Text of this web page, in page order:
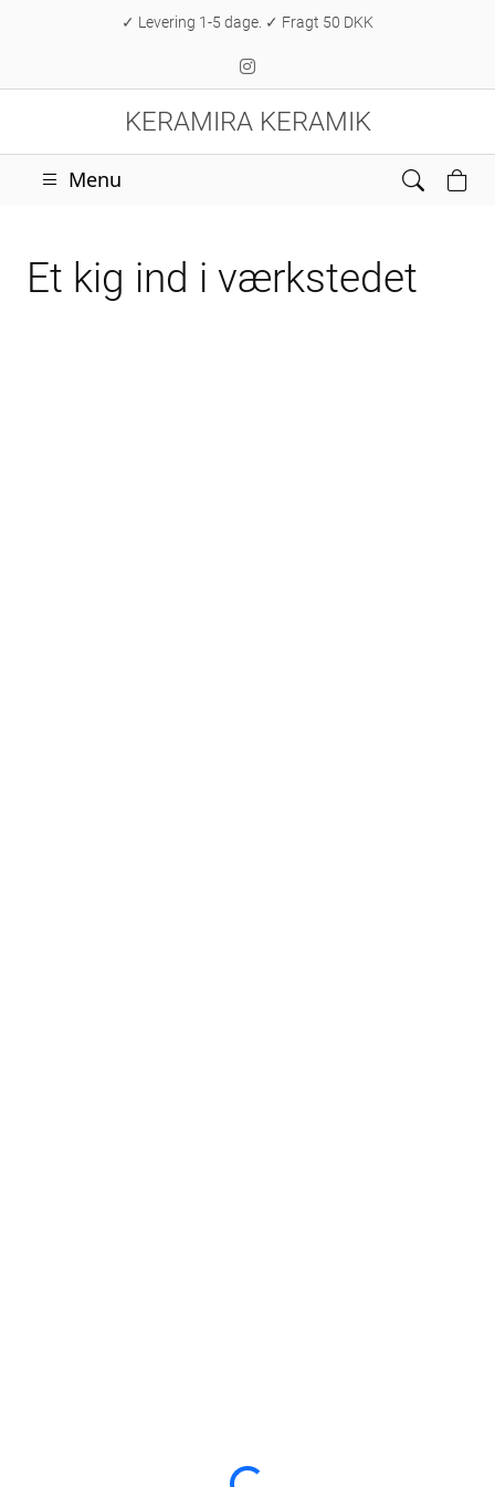
✓ Levering 1-5 dage. ✓ Fragt 50 DKK
KERAMIRA KERAMIK
Menu
Et kig ind i værkstedet